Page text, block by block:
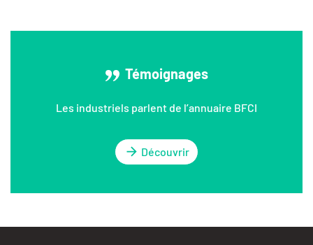
Témoignages
Les industriels parlent de l’annuaire BFCI
Découvrir